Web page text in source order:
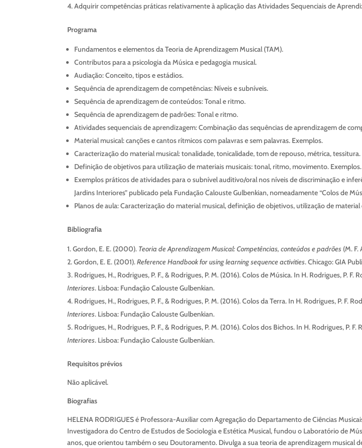
Adquirir competências práticas relativamente à aplicação das Atividades Sequenciais de
Programa
Fundamentos e elementos da Teoria de Aprendizagem Musical (TAM).
Contributos para a psicologia da Música e pedagogia musical.
Audiação: Conceito, tipos e estádios.
Sequência de aprendizagem de competências: Níveis e subníveis.
Sequência de aprendizagem de conteúdos: Tonal e ritmo.
Sequência de aprendizagem de padrões: Tonal e ritmo.
Atividades sequenciais de aprendizagem: Combinação das sequências de aprendizagem de
Material musical: canções e cantos rítmicos com palavras e sem palavras. Exemplos.
Caracterização do material musical: tonalidade, tonicalidade, tom de repouso, métrica,
Definição de objetivos para utilização de materiais musicais: tonal, ritmo, movimento. Exemplos.
Exemplos práticos de atividades para o subnível auditivo/oral nos níveis de discriminação e
Jardins Interiores” publicado pela Fundação Calouste Gulbenkian, nomeadamente “Colos de
Planos de aula: Caracterização do material musical, definição de objetivos, utilização de
Bibliografia
Gordon, E. E. (2000). Teoria de Aprendizagem Musical: Competências, conteúdos e padrões (M.
Gordon, E. E. (2001).Reference Handbook for using learning sequence activities. Chicago: GIA
Rodrigues, H., Rodrigues, P. F., & Rodrigues, P. M. (2016). Colos de Música. In H. Rodrigues, P. F.
Interiores. Lisboa: Fundação Calouste Gulbenkian.
Rodrigues, H., Rodrigues, P. F., & Rodrigues, P. M. (2016). Colos da Terra. In H. Rodrigues, P. F.
Interiores. Lisboa: Fundação Calouste Gulbenkian.
Rodrigues, H., Rodrigues, P. F., & Rodrigues, P. M. (2016). Colos dos Bichos. In H. Rodrigues, P.
Interiores. Lisboa: Fundação Calouste Gulbenkian.
Requisitos prévios
Não aplicável.
Biografias
HELENA RODRIGUES é Professora-Auxiliar com Agregação do Departamento de Ciências
Investigadora do Centro de Estudos de Sociologia e Estética Musical, fundou o Laboratório de
anos, que orientou também o seu Doutoramento. Divulga a sua teoria de aprendizagem musical